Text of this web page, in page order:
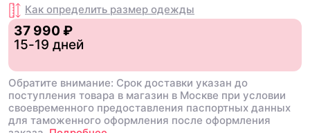
Как определить размер одежды
37 990 ₽
15-19 дней
Обратите внимание: Срок доставки указан до
поступления товара в магазин в Москве при условии
своевременного предоставления паспортных данных
для таможенного оформления после оформления